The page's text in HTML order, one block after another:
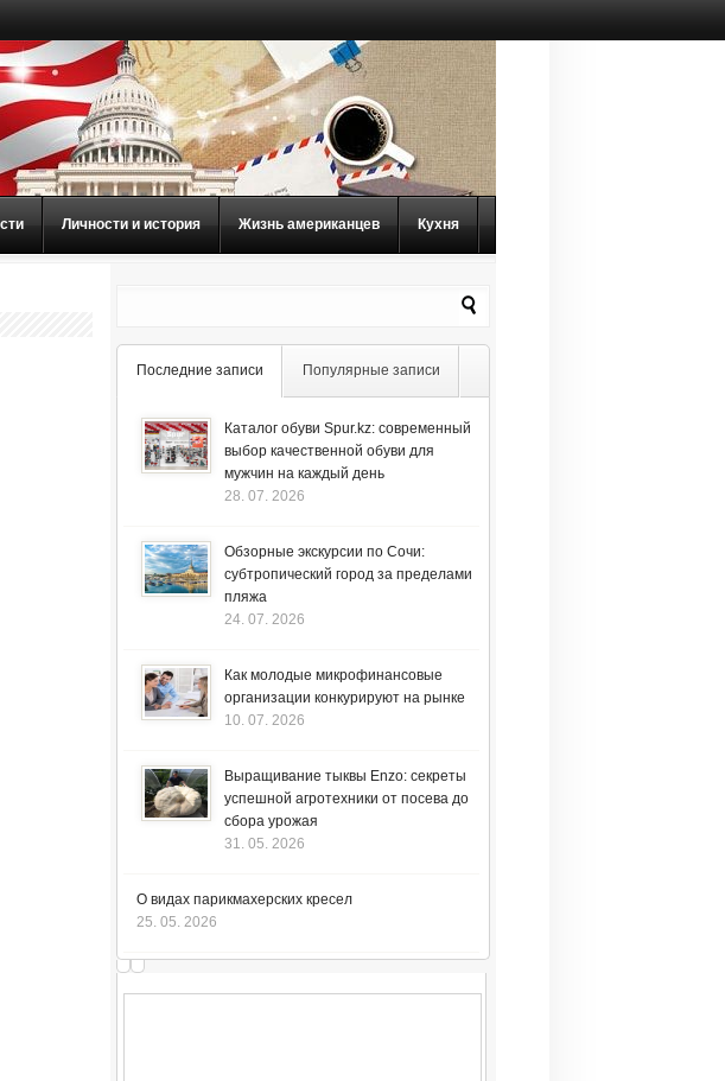
Личности и история Жизнь американцев Кухня
Последние записи Популярные записи
Каталог обуви Spur.kz: современный
выбор качественной обуви для
мужчин на каждый день
28. 07. 2026
Обзорные экскурсии по Сочи:
субтропический город за пределами
пляжа
24. 07. 2026
Как молодые микрофинансовые
организации конкурируют на рынке
10. 07. 2026
Выращивание тыквы Enzo: секреты
успешной агротехники от посева до
сбора урожая
31. 05. 2026
О видах парикмахерских кресел
25. 05. 2026